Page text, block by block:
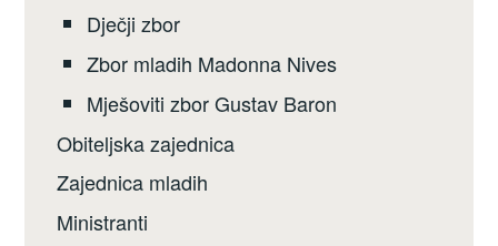
Dječji zbor
Zbor mladih Madonna Nives
Mješoviti zbor Gustav Baron
Obiteljska zajednica
Zajednica mladih
Ministranti